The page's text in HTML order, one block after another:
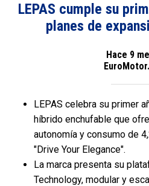
LEPAS cumple su
planes de
Hace 9
LEPAS celebra su primer
híbrido enchufable que
autonomía y consumo de
"Drive Your Elegance".
La marca presenta su
Technology, modular y